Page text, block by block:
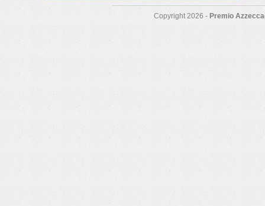
Copyright 2026 - Premio